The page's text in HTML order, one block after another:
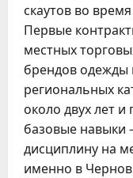
скаутов во
Первые
местных
брендов одежды
региональных
около двух лет
базовые навыки
дисциплину на
именно в